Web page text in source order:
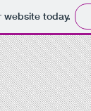
today.